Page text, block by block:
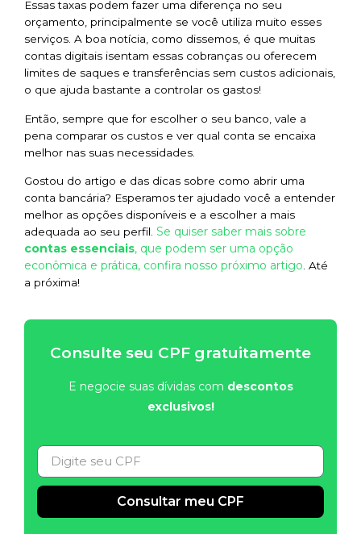
Essas taxas podem fazer uma diferença no seu
orçamento, principalmente se você utiliza muito esses
serviços. A boa notícia, como dissemos, é que muitas
contas digitais isentam essas cobranças ou oferecem
limites de saques e transferências sem custos adicionais,
o que ajuda bastante a controlar os gastos!
Então, sempre que for escolher o seu banco, vale a
pena comparar os custos e ver qual conta se encaixa
melhor nas suas necessidades.
Gostou do artigo e das dicas sobre como abrir uma
conta bancária? Esperamos ter ajudado você a entender
melhor as opções disponíveis e a escolher a mais
adequada ao seu perfil. Se quiser saber mais sobre
contas essenciais, que podem ser uma opção
econômica e prática, confira nosso próximo artigo . Até
a próxima!
Consulte seu CPF gratuitamente
E negocie suas dívidas com descontos
exclusivos!
Consultar meu CPF